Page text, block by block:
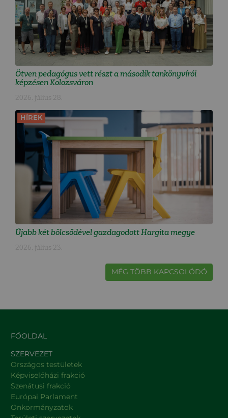
Ötven pedagógus vett részt a második tankönyvírói
képzésen Kolozsváron
2026. július 28.
HÍREK
Újabb két bölcsődével gazdagodott Hargita megye
2026. július 23.
MÉG TÖBB KAPCSOLÓDÓ
FŐOLDAL
SZERVEZET
Országos testületek
Képviselőházi frakció
Szenátusi frakció
Európai Parlament
Önkormányzatok